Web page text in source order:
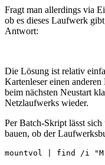
Fragt man allerdings via
ob es dieses Laufwerk
Antwort:
Die Lösung ist relativ
Kartenleser einen
beim nächsten Neustart
Netzlaufwerks wieder.
Per Batch-Skript lässt sich
bauen, ob der
mountvol | find /i